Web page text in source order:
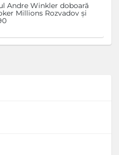
Andre Winkler doboară
Millions Rozvadov și